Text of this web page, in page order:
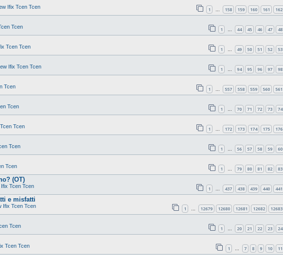
Ifix Tcen Tcen 1 … 158 159 160 161 162
Tcen 1 … 44 45 46 47 48
Tcen Tcen 1 … 49 50 51 52 53
Ifix Tcen Tcen 1 … 94 95 96 97 98
Tcen 1 … 557 558 559 560 561
Tcen 1 … 70 71 72 73 74
Tcen 1 … 172 173 174 175 176
Tcen 1 … 56 57 58 59 60
Tcen 1 … 79 80 81 82 83
(OT)
Ifix Tcen Tcen 1 … 437 438 439 440 441
e misfatti
Ifix Tcen Tcen 1 … 12679 12680 12681 12682 12683
Tcen 1 … 20 21 22 23 24
Tcen Tcen 1 … 7 8 9 10 11